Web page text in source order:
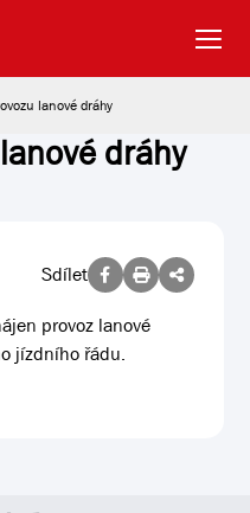
lanové dráhy
dráhy
Sdílet
provoz lanové
jízdního řádu.